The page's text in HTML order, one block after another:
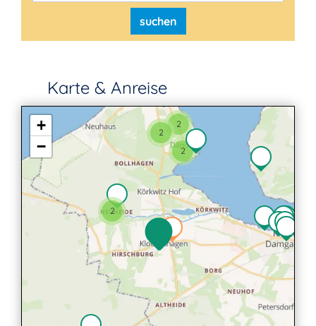
suchen
Karte & Anreise
2
2
2
2
+
−